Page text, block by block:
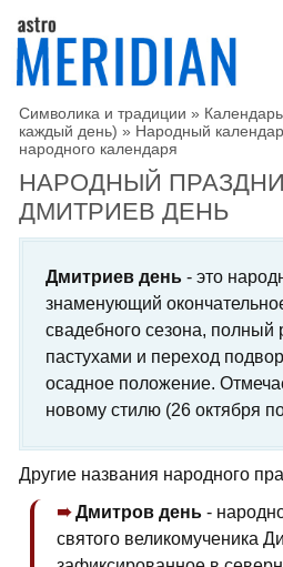
Символика и традиции »
каждый день) » Народный
народного календаря
НАРОДНЫЙ
ДМИТРИЕВ ДЕНЬ
Дмитриев день - это
знаменующий
свадебного сезона,
пастухами и переход
осадное положение.
новому стилю (26 октября
Другие названия народного
Дмитров день -
святого великомученика